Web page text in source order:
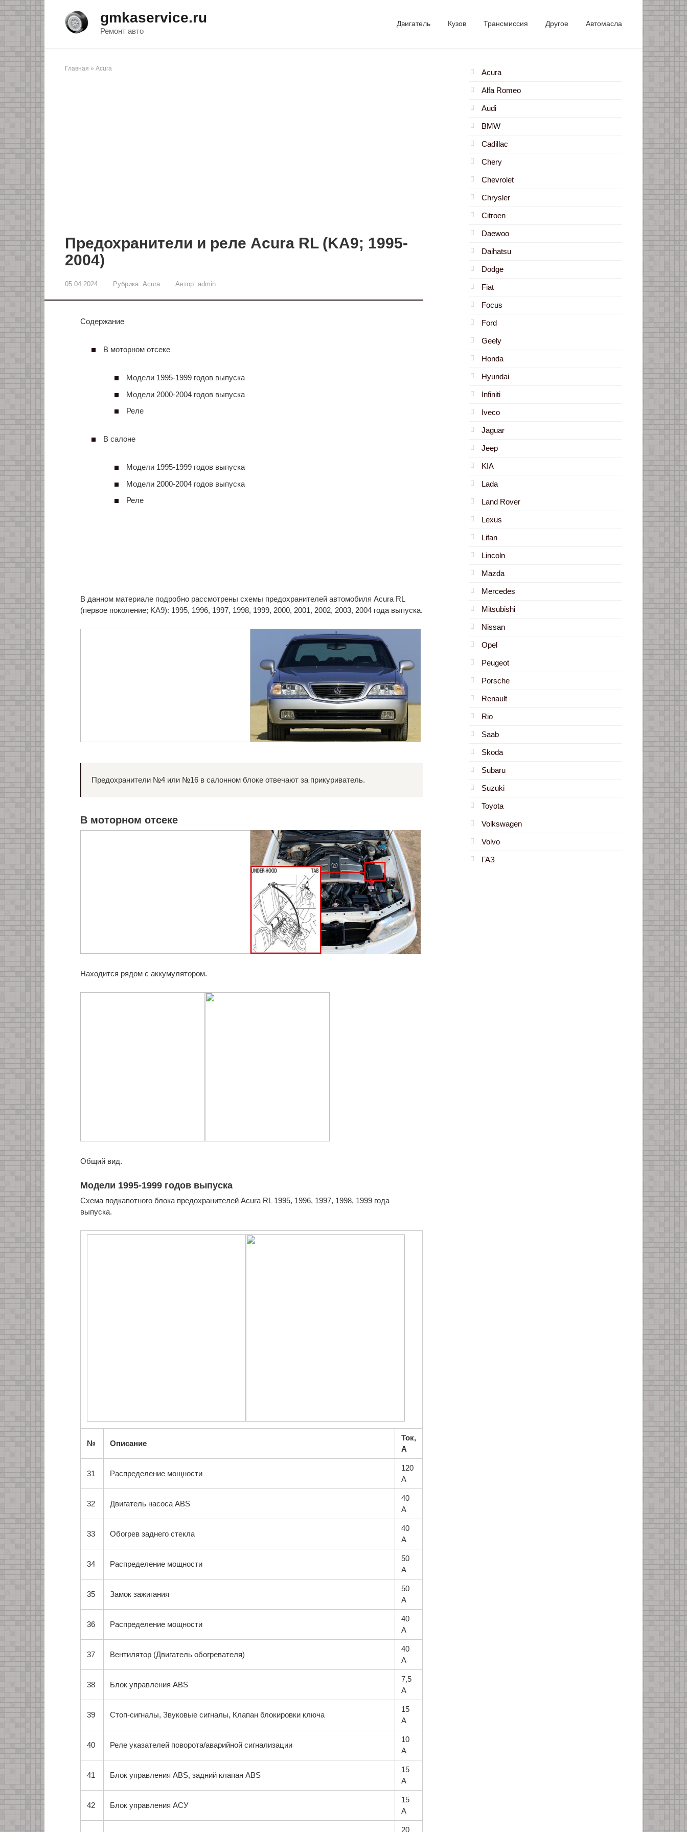
Перейти
к
контенту
gmkaservice.ru
Ремонт авто
Двигатель Кузов Трансмиссия Другое Автомасла
Главная » Acura
Предохранители и реле Acura RL (KA9; 1995-
2004)
05.04.2024 Рубрика: Acura Автор: admin
Содержание
В моторном отсеке
Модели 1995-1999 годов выпуска
Модели 2000-2004 годов выпуска
Реле
В салоне
Модели 1995-1999 годов выпуска
Модели 2000-2004 годов выпуска
Реле
В данном материале подробно рассмотрены схемы предохранителей автомобиля Acura RL
(первое поколение; KA9): 1995, 1996, 1997, 1998, 1999, 2000, 2001, 2002, 2003, 2004 года выпуска.
Предохранители №4 или №16 в салонном блоке отвечают за прикуриватель.
В моторном отсеке
Находится рядом с аккумулятором.
Общий вид.
Модели 1995-1999 годов выпуска
Схема подкапотного блока предохранителей Acura RL 1995, 1996, 1997, 1998, 1999 года
выпуска.
№ Описание
Ток,
А
31 Распределение мощности
120
А
32 Двигатель насоса ABS
40
А
33 Обогрев заднего стекла
40
А
34 Распределение мощности
50
А
35 Замок зажигания
50
А
36 Распределение мощности
40
А
37 Вентилятор (Двигатель обогревателя)
40
А
38 Блок управления ABS
7,5
А
39 Стоп-сигналы, Звуковые сигналы, Клапан блокировки ключа
15
А
40 Реле указателей поворота/аварийной сигнализации
10
А
41 Блок управления ABS, задний клапан ABS
15
А
42 Блок управления АСУ
15
А
20
Acura
Alfa Romeo
Audi
BMW
Cadillac
Chery
Chevrolet
Chrysler
Citroen
Daewoo
Daihatsu
Dodge
Fiat
Focus
Ford
Geely
Honda
Hyundai
Infiniti
Iveco
Jaguar
Jeep
KIA
Lada
Land Rover
Lexus
Lifan
Lincoln
Mazda
Mercedes
Mitsubishi
Nissan
Opel
Peugeot
Porsche
Renault
Rio
Saab
Skoda
Subaru
Suzuki
Toyota
Volkswagen
Volvo
ГАЗ